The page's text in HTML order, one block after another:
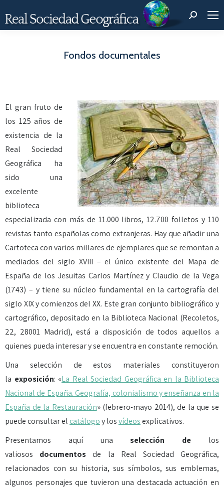
Buscar:
Fondos documentales
El gran fruto de
los 125 años de
existencia de la
Real Sociedad
Geográfica ha
sido una
excelente
biblioteca
especializada con más de 11.000 libros, 12.700 folletos y 110
revistas tanto españolas como extranjeras. Hay que añadir una
Cartoteca con varios millares de ejemplares que se remontan a
mediados del siglo XVIII – el único existente del Mapa de
España de los Jesuitas Carlos Martínez y Claudio de la Vega
(1743) – y tiene su núcleo fundamental en la cartografía del
siglo XIX y comienzos del XX. Este gran conjunto bibliográfico y
cartográfico, depositado en la Biblioteca Nacional (Recoletos,
22, 28001 Madrid), está a disposición de todos aquellos a
quienes pueda interesar y se encuentra en constante remoción.
Una selección de estos materiales constituyeron
la exposición: «La Real Sociedad Geográfica en la Biblioteca
Nacional de España. Geografía, colonialismo y enseñanza en la
España de la Restauración» (febrero-mayo 2014), de la que se
puede consultar elcatálogoy losvídeosexplicativos.
Presentamos aquí unaselección de los
valiosos documentosde la Real Sociedad Geográfica,
relacionados con su historia, sus símbolos, sus emblemas,
algunos personajes que tuvieron una destacada actuación en